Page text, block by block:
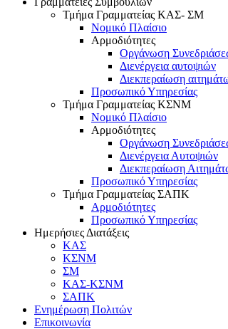
Τμήμα Γραμματείας ΚΑΣ- ΣΜ
Νομικό Πλαίσιο
Αρμοδιότητες
Οργάνωση
Διενέργεια αυτοψιών
Διεκπεραίωση
Προσωπικό Υπηρεσίας
Τμήμα Γραμματείας ΚΣΝΜ
Νομικό Πλαίσιο
Αρμοδιότητες
Οργάνωση
Διενέργεια Αυτοψιών
Διεκπεραίωση
Προσωπικό Υπηρεσίας
Τμήμα Γραμματείας ΣΑΠΚ
Αρμοδιότητες
Προσωπικό Υπηρεσίας
Ημερήσιες Διατάξεις
ΚΑΣ
ΚΣΝΜ
ΣΜ
ΚΑΣ-ΚΣΝΜ
ΣΑΠΚ
Ενημέρωση Πολιτών
Επικοινωνία